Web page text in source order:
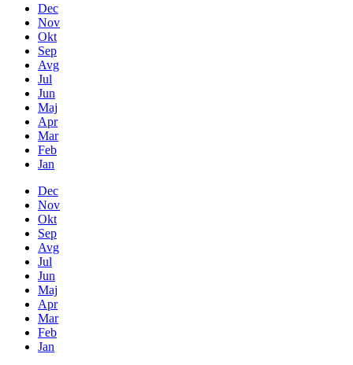
Dec
Nov
Okt
Sep
Avg
Jul
Jun
Maj
Apr
Mar
Feb
Jan
Dec
Nov
Okt
Sep
Avg
Jul
Jun
Maj
Apr
Mar
Feb
Jan